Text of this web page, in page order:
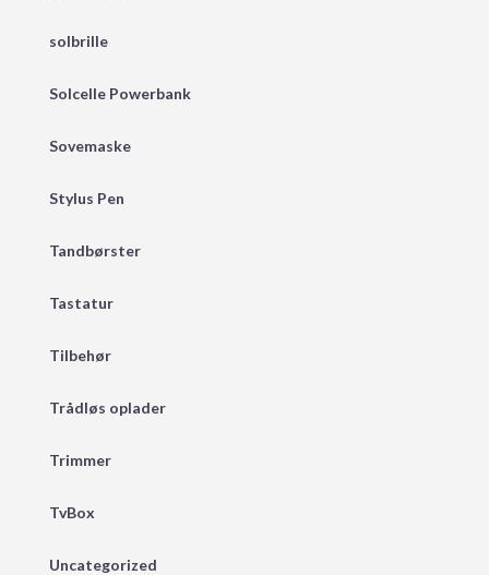
solbrille
Solcelle Powerbank
Sovemaske
Stylus Pen
Tandbørster
Tastatur
Tilbehør
Trådløs oplader
Trimmer
TvBox
Uncategorized